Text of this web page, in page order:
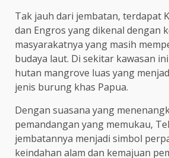
Tak jauh dari jembatan, terdapat
dan Engros yang dikenal dengan
masyarakatnya yang masih
budaya laut. Di sekitar kawasan
hutan mangrove luas yang
jenis burung khas Papua.
Dengan suasana yang
pemandangan yang memukau,
jembatannya menjadi simbol
keindahan alam dan kemajuan